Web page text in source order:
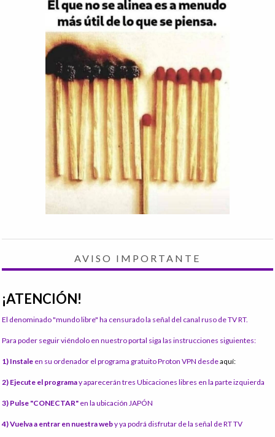
AVISO IMPORTANTE
¡ATENCIÓN!
El denominado "mundo libre" ha censurado la señal del canal ruso de TV RT.
Para poder seguir viéndolo en nuestro portal siga las instrucciones siguientes:
1) Instale en su ordenador el programa gratuito Proton VPN desdeaquí:
2) Ejecute el programay aparecerán tres Ubicaciones libres en la parte izquierda
3) Pulse "CONECTAR" en la ubicación JAPÓN
4) Vuelva a entrar en nuestra weby ya podrá disfrutar de la señal de RT TV